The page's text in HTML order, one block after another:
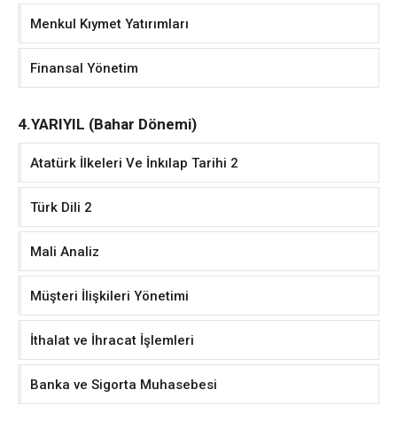
Menkul Kıymet Yatırımları
Finansal Yönetim
4.YARIYIL (Bahar Dönemi)
Atatürk İlkeleri Ve İnkılap Tarihi 2
Türk Dili 2
Mali Analiz
Müşteri İlişkileri Yönetimi
İthalat ve İhracat İşlemleri
Banka ve Sigorta Muhasebesi